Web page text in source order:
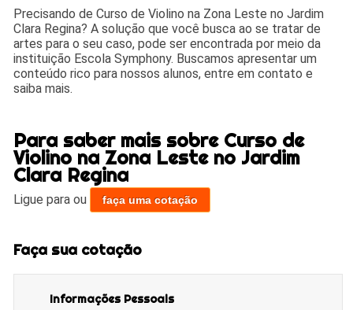
Precisando de Curso de Violino na Zona Leste no Jardim
Clara Regina? A solução que você busca ao se tratar de
artes para o seu caso, pode ser encontrada por meio da
instituição Escola Symphony. Buscamos apresentar um
conteúdo rico para nossos alunos, entre em contato e
saiba mais.
Para saber mais sobre Curso de
Violino na Zona Leste no Jardim
Clara Regina
Ligue paraou faça uma cotação
Faça sua cotação
Informações Pessoais